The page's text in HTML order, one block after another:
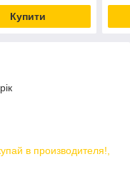
Купити
в производителя!,